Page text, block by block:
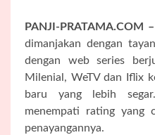
PANJI-PRATAMA.COM –
dimanjakan dengan
dengan web series
Milenial, WeTV dan Iflix
baru yang lebih
menempati rating yang
penayangannya.